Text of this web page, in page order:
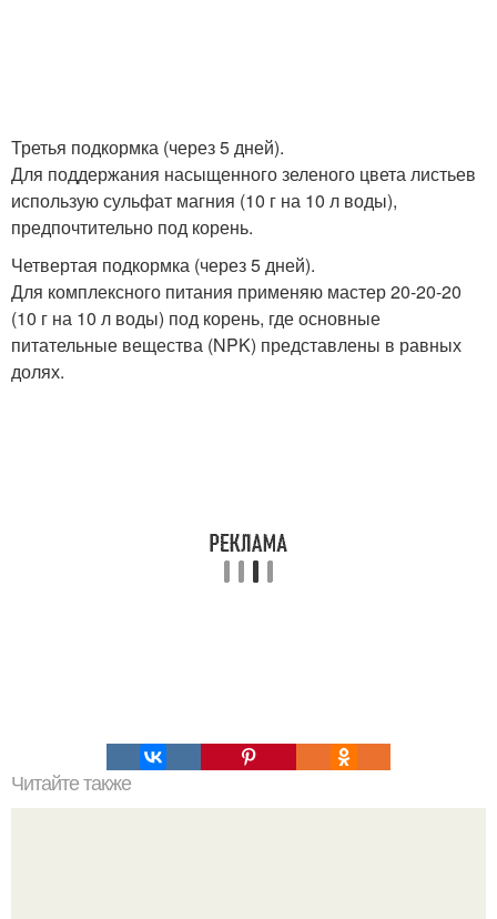
Третья подкормка (через 5 дней).
Для поддержания насыщенного зеленого цвета листьев
использую сульфат магния (10 г на 10 л воды),
предпочтительно под корень.
Четвертая подкормка (через 5 дней).
Для комплексного питания применяю мастер 20-20-20
(10 г на 10 л воды) под корень, где основные
питательные вещества (NPK) представлены в равных
долях.
Читайте также